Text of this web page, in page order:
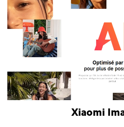
Xiaomi